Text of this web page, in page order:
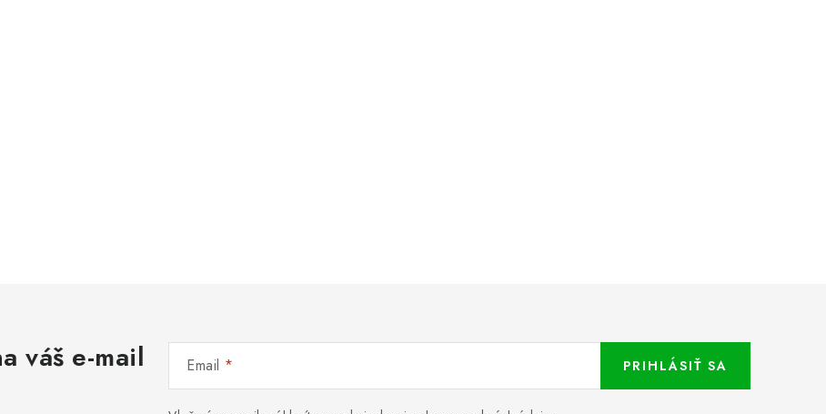
váš e-mail Email PRIHLÁSIŤ SA